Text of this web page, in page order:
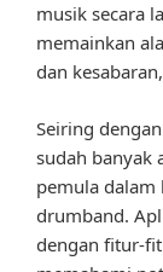
musik secara
memainkan
dan
Seiring
sudah banyak
pemula dalam
drumband.
dengan fitur-